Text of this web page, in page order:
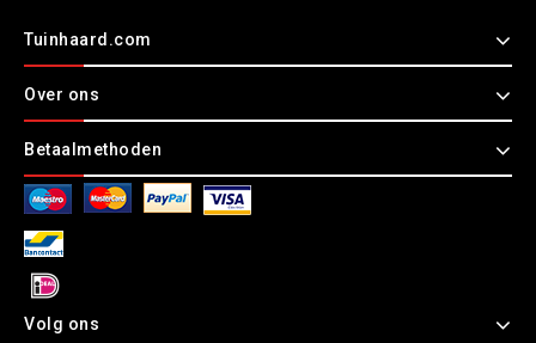
Tuinhaard.com
Over ons
Betaalmethoden
Volg ons